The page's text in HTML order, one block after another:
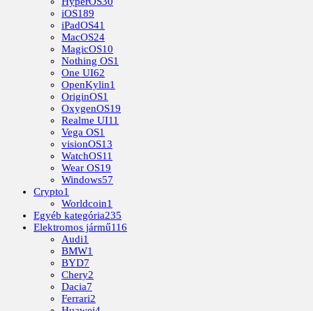
iOS189
iPadOS41
MacOS24
MagicOS10
Nothing OS1
One UI62
OpenKylin1
OriginOS1
OxygenOS19
Realme UI11
Vega OS1
visionOS13
WatchOS11
Wear OS19
Windows57
Crypto1
Worldcoin1
Egyéb kategória235
Elektromos jármű116
Audi1
BMW1
BYD7
Chery2
Dacia7
Ferrari2